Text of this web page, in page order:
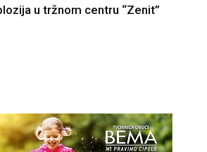
u tržnom centru “Zenit”